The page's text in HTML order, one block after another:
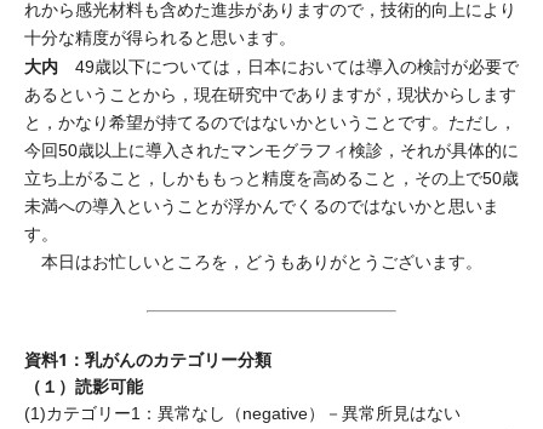
れから感光材料も含めた進歩がありますので，技術的向上により
十分な精度が得られると思います。
大内 49歳以下については，日本においては導入の検討が必要で
あるということから，現在研究中でありますが，現状からします
と，かなり希望が持てるのではないかということです。ただし，
今回50歳以上に導入されたマンモグラフィ検診，それが具体的に
立ち上がること，しかももっと精度を高めること，その上で50歳
未満への導入ということが浮かんでくるのではないかと思いま
す。
本日はお忙しいところを，どうもありがとうございます。
資料1：乳がんのカテゴリー分類
（１）読影可能
(1)カテゴリー1：異常なし（negative）－異常所見はない